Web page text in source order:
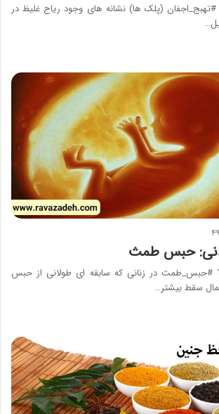
(پلک ها) نشانه های وجود ریاح غلیظ در
حبس طمث
#حبس_طمث در زنانی که سابقه ای طولانی از حبس
سقط بیشتر…